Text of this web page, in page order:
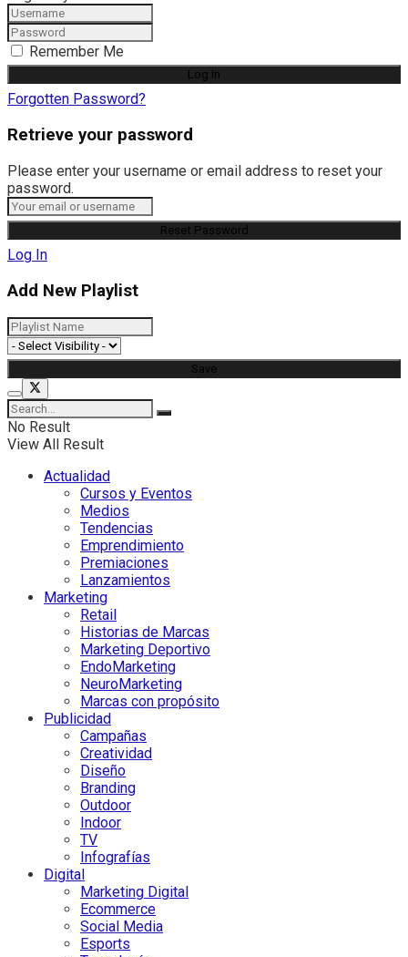
Remember Me
Forgotten Password?
Retrieve your password
Please enter your username or email address to reset your
password.
Log In
Add New Playlist
No Result
View All Result
Actualidad
Cursos y Eventos
Medios
Tendencias
Emprendimiento
Premiaciones
Lanzamientos
Marketing
Retail
Historias de Marcas
Marketing Deportivo
EndoMarketing
NeuroMarketing
Marcas con propósito
Publicidad
Campañas
Creatividad
Diseño
Branding
Outdoor
Indoor
TV
Infografías
Digital
Marketing Digital
Ecommerce
Social Media
Esports